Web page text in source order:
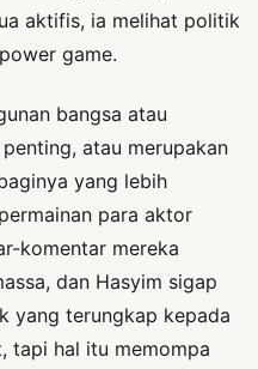
aktifis, ia melihat politik
game.
bangsa atau
atau merupakan
yang lebih
para aktor
komentar mereka
dan Hasyim sigap
yang terungkap kepada
tapi hal itu memompa